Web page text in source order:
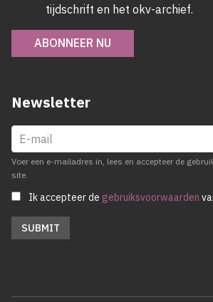
tijdschrift en het okv-archief.
ABONNEER NU
Newsletter
Voer een e-mailadres in, lees en accepteer de
site.
Ik accepteer de gebruiksvoorwaarden